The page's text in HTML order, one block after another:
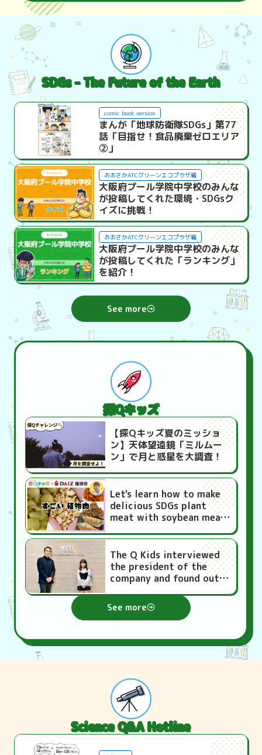
SDGs - The Future of the Earth
まんが「地球防衛隊SDGs」第77
話「目指せ！食品廃棄ゼロエリア
②」
comic book version
大阪府プール学院中学校のみんな
が投稿してくれた環境・SDGsク
イズに挑戦！
おおさかATCグリーンエコプラザ編
大阪府プール学院中学校のみんな
が投稿してくれた「ランキング」
を紹介！
おおさかATCグリーンエコプラザ編
See more
探Qキッズ
【探Qキッズ夏のミッショ
ン】天体望遠鏡「ミルムー
ン」で月と惑星を大調査！
Let's learn how to make
delicious SDGs plant
meat with soybean meat
The Q Kids interviewed
the president of the
company and found out
"FMV" PCs are the best-
selling products in
Japan!
See more
Science Q&A Hotline